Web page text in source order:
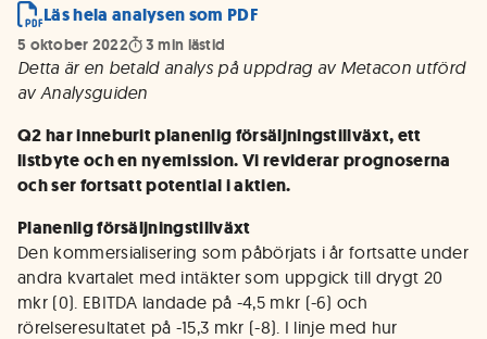
Läs hela analysen som PDF
5 oktober 2022 3 min lästid
Detta är en betald analys på uppdrag av Metacon utförd
av Analysguiden
Q2 har inneburit planenlig försäljningstillväxt, ett
listbyte och en nyemission. Vi reviderar prognoserna
och ser fortsatt potential i aktien.
Planenlig försäljningstillväxt
Den kommersialisering som påbörjats i år fortsatte under
andra kvartalet med intäkter som uppgick till drygt 20
mkr (0). EBITDA landade på -4,5 mkr (-6) och
rörelseresultatet på -15,3 mkr (-8). I linje med hur